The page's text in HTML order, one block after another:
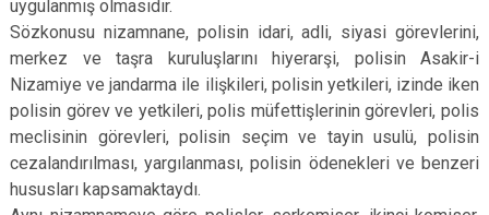
uygulanmış olmasıdır.
Sözkonusu nizamnane, polisin idari, adli, siyasi görevlerini,
merkez ve taşra kuruluşlarını hiyerarşi, polisin Asakir-i
Nizamiye ve jandarma ile ilişkileri, polisin yetkileri, izinde iken
polisin görev ve yetkileri, polis müfettişlerinin görevleri, polis
meclisinin görevleri, polisin seçim ve tayin usulü, polisin
cezalandırılması, yargılanması, polisin ödenekleri ve benzeri
hususları kapsamaktaydı.